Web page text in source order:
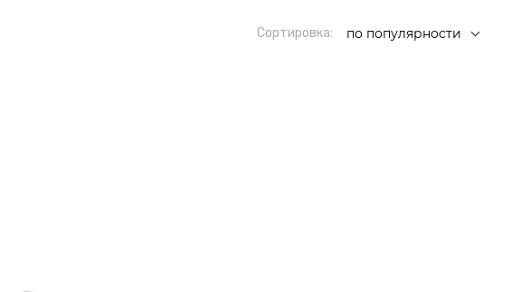
Сортировка: по популярности